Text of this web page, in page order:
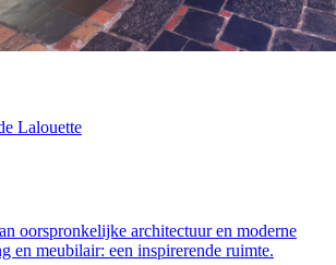
Lalouette
oorspronkelijke architectuur en moderne
en meubilair: een inspirerende ruimte.